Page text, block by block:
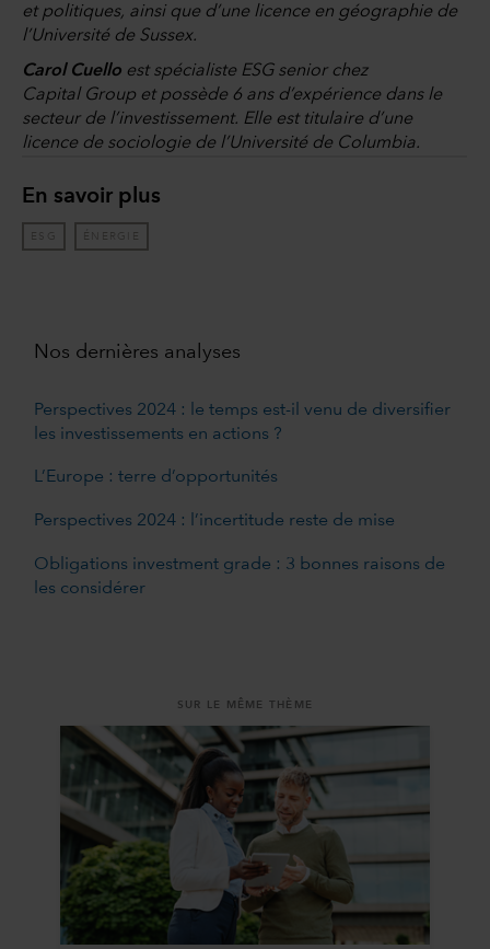
et politiques, ainsi que d’une licence en géographie de
l’Université de Sussex.
Carol Cuello est spécialiste ESG senior chez
Capital Group et possède 6 ans d’expérience dans le
secteur de l’investissement. Elle est titulaire d’une
licence de sociologie de l’Université de Columbia.
En savoir plus
ESG ÉNERGIE
Nos dernières analyses
Perspectives 2024 : le temps est-il venu de diversifier
les investissements en actions ?
L’Europe : terre d’opportunités
Perspectives 2024 : l’incertitude reste de mise
Obligations investment grade : 3 bonnes raisons de
les considérer
SUR LE MÊME THÈME